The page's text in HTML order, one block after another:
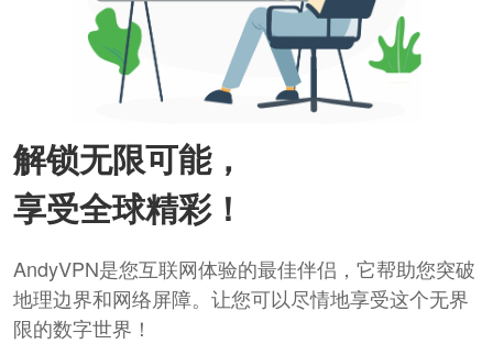
解锁无限可能，
享受全球精彩！
AndyVPN是您互联网体验的最佳伴侣，它帮助您突破
地理边界和网络屏障。让您可以尽情地享受这个无界
限的数字世界！